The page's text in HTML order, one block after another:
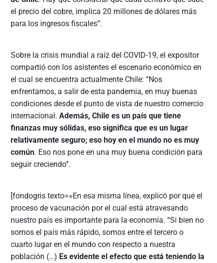
el precio del cobre, implica 20 millones de dólares más
para los ingresos fiscales”.
Sobre la crisis mundial a raíz del COVID-19, el expositor
compartió con los asistentes el escenario económico en
el cual se encuentra actualmente Chile: “Nos
enfrentamos, a salir de esta pandemia, en muy buenas
condiciones desde el punto de vista de nuestro comercio
internacional.Además, Chile es un país que tiene
finanzas muy sólidas, eso significa que es un lugar
relativamente seguro; eso hoy en el mundo no es muy
común. Eso nos pone en una muy buena condición para
seguir creciendo”.
[fondogris texto=»En esa misma línea, explicó por qué el
proceso de vacunación por el cual está atravesando
nuestro país es importante para la economía. “Si bien no
somos el país más rápido, somos entre el tercero o
cuarto lugar en el mundo con respecto a nuestra
población (…) Es evidente el efecto que está teniendo la